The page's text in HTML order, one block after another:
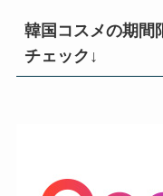
韓国コスメの期間
チェック↓